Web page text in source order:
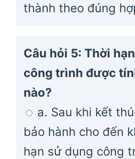
thành theo đúng
Câu hỏi 5: Thời
công trình được
nào?
a. Sau khi kết
bảo hành cho đến
hạn sử dụng công